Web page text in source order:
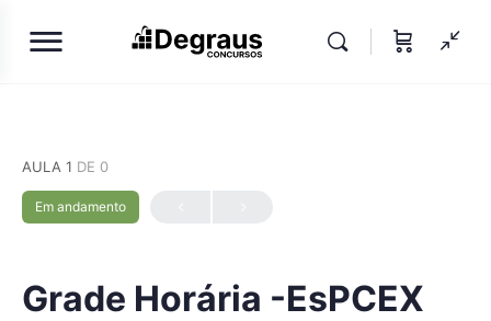
AULA 1 DE 0
Em andamento
Grade Horária -EsPCEX